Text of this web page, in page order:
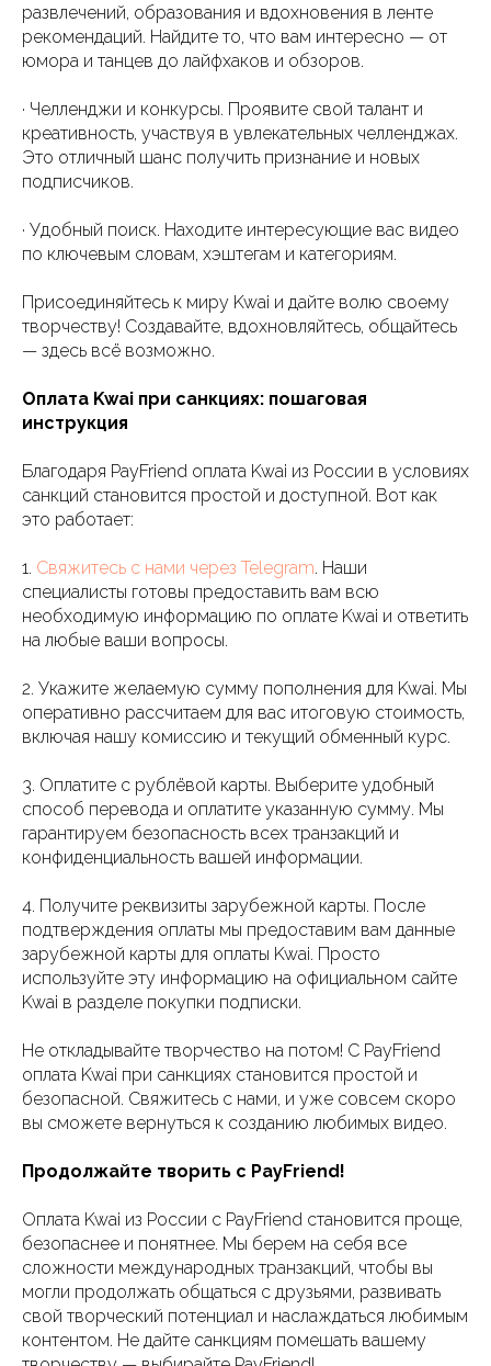
развлечений, образования и вдохновения в ленте
рекомендаций. Найдите то, что вам интересно — от
юмора и танцев до лайфхаков и обзоров.
· Челленджи и конкурсы. Проявите свой талант и
креативность, участвуя в увлекательных челленджах.
Это отличный шанс получить признание и новых
подписчиков.
· Удобный поиск. Находите интересующие вас видео
по ключевым словам, хэштегам и категориям.
Присоединяйтесь к миру Kwai и дайте волю своему
творчеству! Создавайте, вдохновляйтесь, общайтесь
— здесь всё возможно.
Оплата Kwai при санкциях: пошаговая
инструкция
Благодаря PayFriend оплата Kwai из России в условиях
санкций становится простой и доступной. Вот как
это работает:
1. Свяжитесь с нами через Telegram. Наши
специалисты готовы предоставить вам всю
необходимую информацию по оплате Kwai и ответить
на любые ваши вопросы.
2. Укажите желаемую сумму пополнения для Kwai. Мы
оперативно рассчитаем для вас итоговую стоимость,
включая нашу комиссию и текущий обменный курс.
3. Оплатите с рублёвой карты. Выберите удобный
способ перевода и оплатите указанную сумму. Мы
гарантируем безопасность всех транзакций и
конфиденциальность вашей информации.
4. Получите реквизиты зарубежной карты. После
подтверждения оплаты мы предоставим вам данные
зарубежной карты для оплаты Kwai. Просто
используйте эту информацию на официальном сайте
Kwai в разделе покупки подписки.
Не откладывайте творчество на потом! С PayFriend
оплата Kwai при санкциях становится простой и
безопасной. Свяжитесь с нами, и уже совсем скоро
вы сможете вернуться к созданию любимых видео.
Продолжайте творить с PayFriend!
Оплата Kwai из России с PayFriend становится проще,
безопаснее и понятнее. Мы берем на себя все
сложности международных транзакций, чтобы вы
могли продолжать общаться с друзьями, развивать
свой творческий потенциал и наслаждаться любимым
контентом. Не дайте санкциям помешать вашему